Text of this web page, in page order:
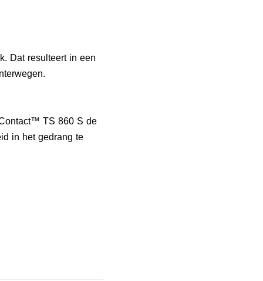
Dat resulteert in een
TS 860 S de
in het gedrang te